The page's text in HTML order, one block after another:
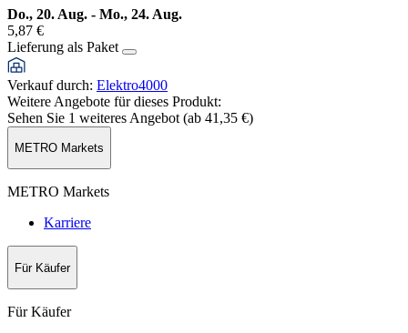
Do., 20. Aug. - Mo., 24. Aug.
5,87 €
Lieferung als Paket
Verkauf durch: Elektro4000
Weitere Angebote für dieses Produkt:
Sehen Sie 1 weiteres Angebot (ab 41,35 €)
METRO Markets
METRO Markets
Karriere
Für Käufer
Für Käufer